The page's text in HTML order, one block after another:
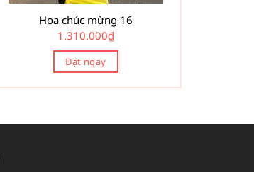
Hoa chúc mừng 16
1.310.000₫
Đặt ngay